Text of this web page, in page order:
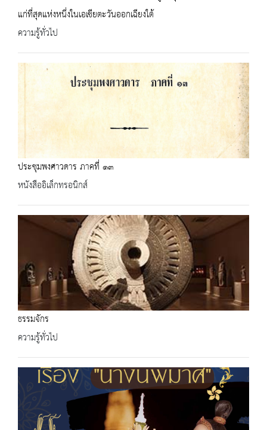
แก่ที่สุดแห่งหนึ่งในเอเชียตะวันออกเฉียงใต้
ความรู้ทั่วไป
ประชุมพงศาวดาร ภาคที่ ๑๓
หนังสืออิเล็กทรอนิกส์
ธรรมจักร
ความรู้ทั่วไป